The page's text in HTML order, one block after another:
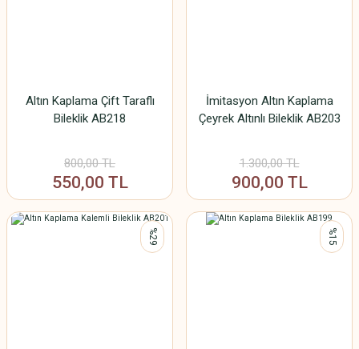
Altın Kaplama Çift Taraflı
Bileklik AB218
800,00 TL
550,00 TL
İmitasyon Altın Kaplama
Çeyrek Altınlı Bileklik AB203
1.300,00 TL
900,00 TL
%29 %15